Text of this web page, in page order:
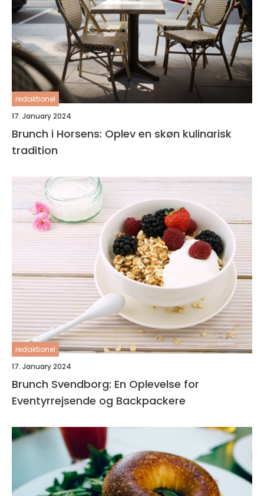
redaktionel
17. January 2024
Brunch i Horsens: Oplev en skøn kulinarisk
tradition
redaktionel
17. January 2024
Brunch Svendborg: En Oplevelse for
Eventyrrejsende og Backpackere